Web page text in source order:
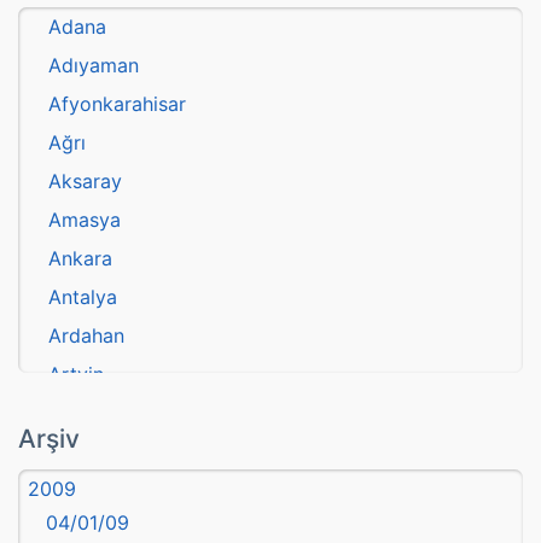
Adana
Adıyaman
Afyonkarahisar
Ağrı
Aksaray
Amasya
Ankara
Antalya
Ardahan
Artvin
Aydın
Balıkesir
Bartın
Arşiv
2009
04/01/09